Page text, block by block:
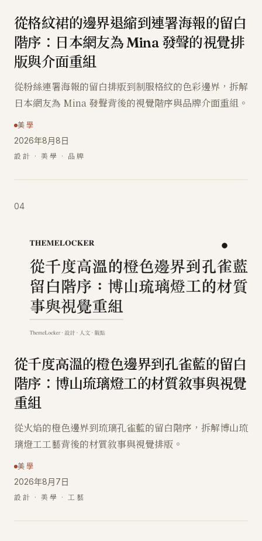
從格紋裙的邊界退縮到連署海報的留白
階序：日本網友為 Mina 發聲的視覺排
版與介面重組
從粉絲連署海報的留白排版到制服格紋的色彩邊界，拆解
日本網友為 Mina 發聲背後的視覺階序與品牌介面重組。
美學
2026年8月8日
設計 · 美學 · 品牌
04
從千度高溫的橙色邊界到孔雀藍的留白
階序：博山琉璃燈工的材質敘事與視覺
重組
從火焰的橙色邊界到琉璃孔雀藍的留白階序，拆解博山琉
璃燈工工藝背後的材質敘事與視覺排版。
美學
2026年8月7日
設計 · 美學 · 工藝